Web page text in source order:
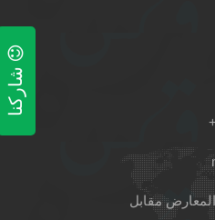
مقابل
شاركنا